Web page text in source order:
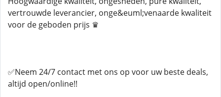
vertrouwde leverancier, onge&euml;venaarde kwaliteit
voor de geboden prijs ♛
✅Neem 24/7 contact met ons op voor uw beste deals,
altijd open/online!!